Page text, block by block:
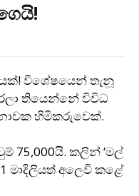
විශේෂයෙන් තැනූ
තියෙන්නේ විවිධ
හිමිකරුවෙක්.
75,000යි. කලින් ‘මල්
මාදිලියත් අලෙවි කළේ